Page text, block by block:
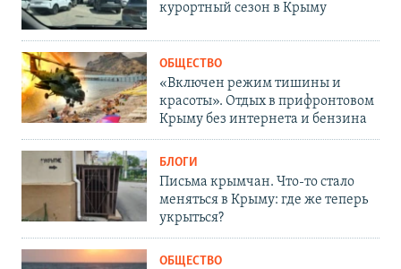
курортный сезон в Крыму
ОБЩЕСТВО
«Включен режим тишины и
красоты». Отдых в прифронтовом
Крыму без интернета и бензина
БЛОГИ
Письма крымчан. Что-то стало
меняться в Крыму: где же теперь
укрыться?
ОБЩЕСТВО